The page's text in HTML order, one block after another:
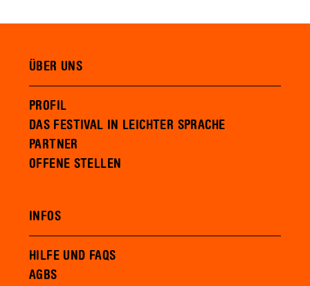
ÜBER UNS
PROFIL
DAS FESTIVAL IN LEICHTER SPRACHE
PARTNER
OFFENE STELLEN
INFOS
HILFE UND FAQS
AGBS